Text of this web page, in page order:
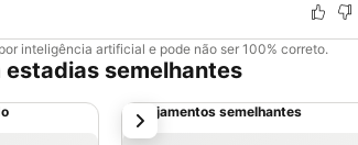
inteligência artificial e pode não ser 100% correto.
estadias semelhantes
Alojamentos semelhantes
próximo